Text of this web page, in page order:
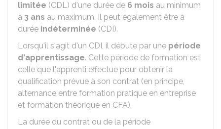
limitée (CDL) d'une durée de 6 mois au minimum
à 3 ans au maximum. Il peut également être à
durée indéterminée (CDI).
Lorsqu'il s'agit d'un CDI, il débute par une période
d'apprentissage. Cette période de formation est
celle que l'apprenti effectue pour obtenir la
qualification prévue à son contrat (en principe,
alternance entre formation pratique en entreprise
et formation théorique en CFA).
La durée du contrat ou de la période